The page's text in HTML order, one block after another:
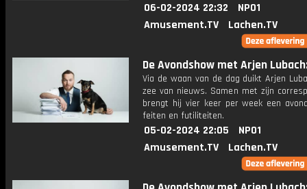
06-02-2024 22:32
NPO1
Amusement.TV
Lachen.TV
De Avondshow met Arjen
Via de waan van de dag duikt Arjen
zee van nieuws. Samen met zijn
brengt hij vier keer per week een
feiten en futiliteiten.
05-02-2024 22:05
NPO1
Amusement.TV
Lachen.TV